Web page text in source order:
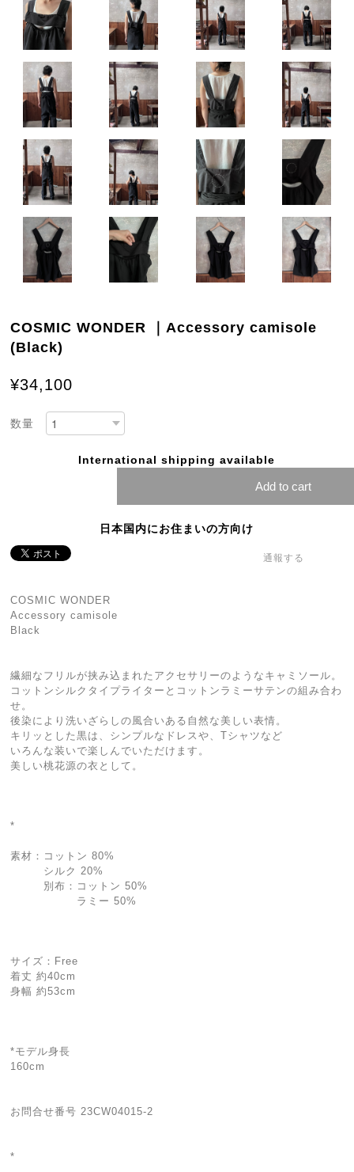
COSMIC WONDER ｜Accessory camisole
(Black)
¥34,100
数量
International shipping available
Add to cart
日本国内にお住まいの方向け
通報する
COSMIC WONDER
Accessory camisole
Black
繊細なフリルが挟み込まれたアクセサリーのようなキャミソール。
コットンシルクタイプライターとコットンラミーサテンの組み合わ
せ。
後染により洗いざらしの風合いある自然な美しい表情。
キリッとした黒は、シンプルなドレスや、Tシャツなど
いろんな装いで楽しんでいただけます。
美しい桃花源の衣として。
*
素材：コットン 80%
シルク 20%
別布：コットン 50%
ラミー 50%
サイズ：Free
着丈 約40cm
身幅 約53cm
*モデル身長
160cm
お問合せ番号 23CW04015-2
*